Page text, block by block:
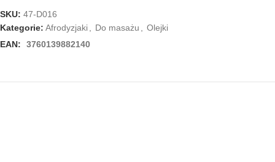
SKU: 47-D016
Kategorie: Afrodyzjaki, Do masażu , Olejki
EAN:
3760139882140